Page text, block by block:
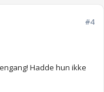
#4
Hadde hun ikke